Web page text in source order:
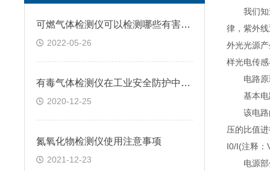
可燃气体检测仪可以检测哪些有害气体呢
2022-05-26
有毒气体检测仪在工业安全防护中的重要性
2020-12-25
氮氧化物检测仪使用注意事项
2021-12-23
我们知道
律，紫外
外光光源
样光电传
电路原
基本电路
该电路的
压的比值
I0/I(注释：
电源部分